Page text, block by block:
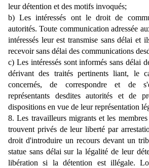
leur détention et des motifs invoqués;
b) Les intéressés ont le droit de
autorités. Toute communication adressée
intéressés leur est transmise sans délai et
recevoir sans délai des communications
c) Les intéressés sont informés sans délai
dérivant des traités pertinents liant, le
concernés, de correspondre et de
représentants desdites autorités et de
dispositions en vue de leur représentation
8. Les travailleurs migrants et les
trouvent privés de leur liberté par
droit d'introduire un recours devant un
statue sans délai sur la légalité de leur
libération si la détention est illégale.